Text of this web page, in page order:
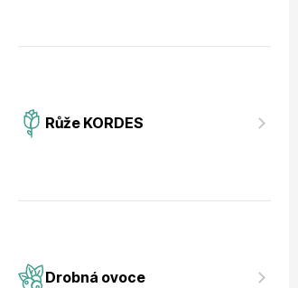
Růže KORDES
Drobná ovoce